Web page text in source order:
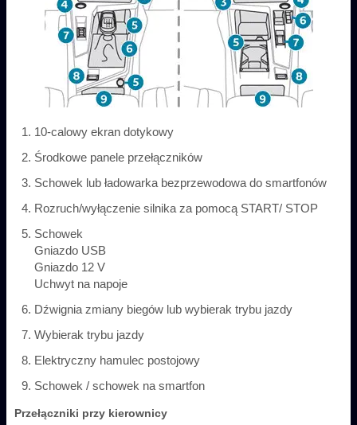
10-calowy ekran dotykowy
Środkowe panele przełączników
Schowek lub ładowarka bezprzewodowa do smartfonów
Rozruch/wyłączenie silnika za pomocą START/ STOP
Schowek
Gniazdo USB
Gniazdo 12 V
Uchwyt na napoje
Dźwignia zmiany biegów lub wybierak trybu jazdy
Wybierak trybu jazdy
Elektryczny hamulec postojowy
Schowek / schowek na smartfon
Przełączniki przy kierownicy